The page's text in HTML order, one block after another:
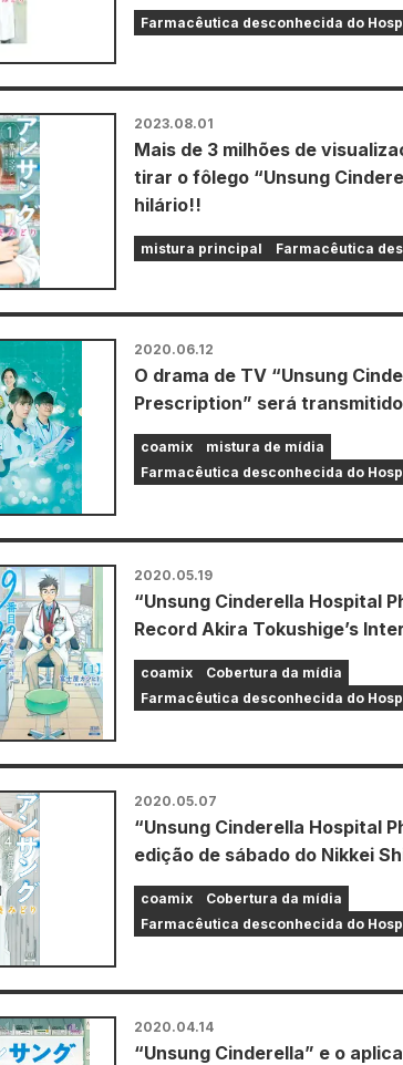
Farmacêutica desconhecida do
2023.08.01
Mais de 3 milhões de
tirar o fôlego “Unsung
hilário!!
mistura principal Farmacêutica
2020.06.12
O drama de TV “Unsung
Prescription” será
coamix
mistura de mídia
Farmacêutica desconhecida do
2020.05.19
“Unsung Cinderella Hospital
Record Akira Tokushige’s
coamix
Cobertura da mídia
Farmacêutica desconhecida do
2020.05.07
“Unsung Cinderella Hospital
edição de sábado do Nikkei
coamix
Cobertura da mídia
Farmacêutica desconhecida do
2020.04.14
“Unsung Cinderella” e o